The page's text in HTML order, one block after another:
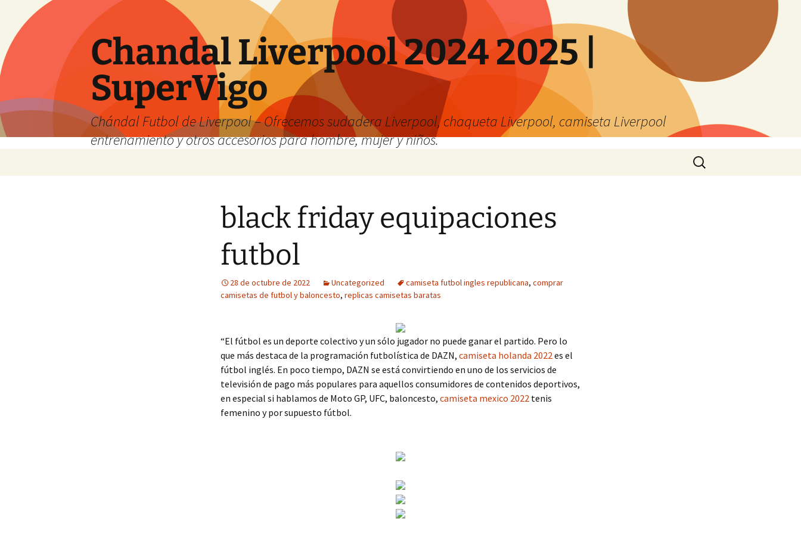
Chandal Liverpool 2024 2025 |
SuperVigo
Chándal Futbol de Liverpool – Ofrecemos sudadera Liverpool, chaqueta Liverpool, camiseta Liverpool
entrenamiento y otros accesorios para hombre, mujer y niños.
Buscar:
black friday equipaciones
futbol
28 de octubre de 2022 Uncategorized camiseta futbol ingles republicana, comprar
camisetas de futbol y baloncesto, replicas camisetas baratas
“El fútbol es un deporte colectivo y un sólo jugador no puede ganar el partido. Pero lo
que más destaca de la programación futbolística de DAZN, camiseta holanda 2022es el
fútbol inglés. En poco tiempo, DAZN se está convirtiendo en uno de los servicios de
televisión de pago más populares para aquellos consumidores de contenidos deportivos,
en especial si hablamos de Moto GP, UFC, baloncesto, camiseta mexico 2022 tenis
femenino y por supuesto fútbol.